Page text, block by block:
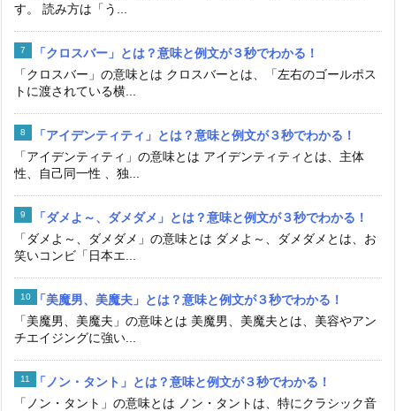
す。 読み方は「う...
「クロスバー」とは？意味と例文が３秒でわかる！
「クロスバー」の意味とは クロスバーとは、「左右のゴールポス
トに渡されている横...
「アイデンティティ」とは？意味と例文が３秒でわかる！
「アイデンティティ」の意味とは アイデンティティとは、主体
性、自己同一性 、独...
「ダメよ～、ダメダメ」とは？意味と例文が３秒でわかる！
「ダメよ～、ダメダメ」の意味とは ダメよ～、ダメダメとは、お
笑いコンビ「日本エ...
「美魔男、美魔夫」とは？意味と例文が３秒でわかる！
「美魔男、美魔夫」の意味とは 美魔男、美魔夫とは、美容やアン
チエイジングに強い...
「ノン・タント」とは？意味と例文が３秒でわかる！
「ノン・タント」の意味とは ノン・タントは、特にクラシック音